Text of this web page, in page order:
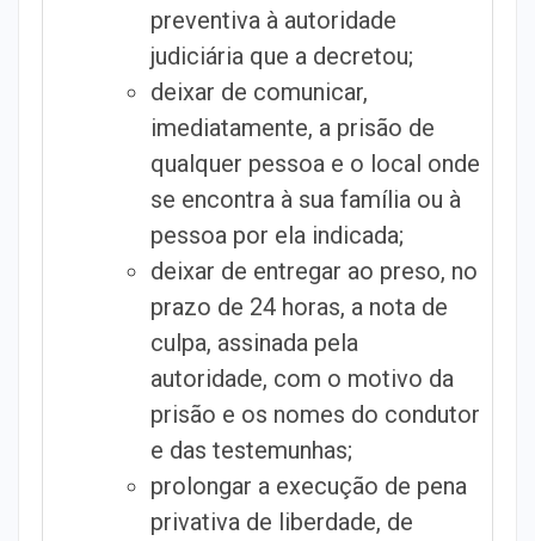
preventiva à autoridade
judiciária que a decretou;
deixar de comunicar,
imediatamente, a prisão de
qualquer pessoa e o local onde
se encontra à sua família ou à
pessoa por ela indicada;
deixar de entregar ao preso, no
prazo de 24 horas, a nota de
culpa, assinada pela
autoridade, com o motivo da
prisão e os nomes do condutor
e das testemunhas;
prolongar a execução de pena
privativa de liberdade, de